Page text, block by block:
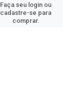
Faça seu login ou
cadastre-se para
comprar.